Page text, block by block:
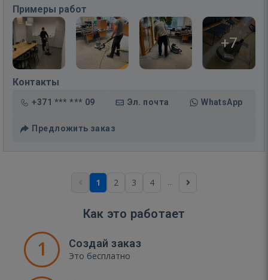
Примеры работ
+7
Контакты
+371 *** *** 09 Эл. почта WhatsApp
Предложить заказ
1 2 3 4 ...
Как это работает
1 Создай заказ
Это бесплатно